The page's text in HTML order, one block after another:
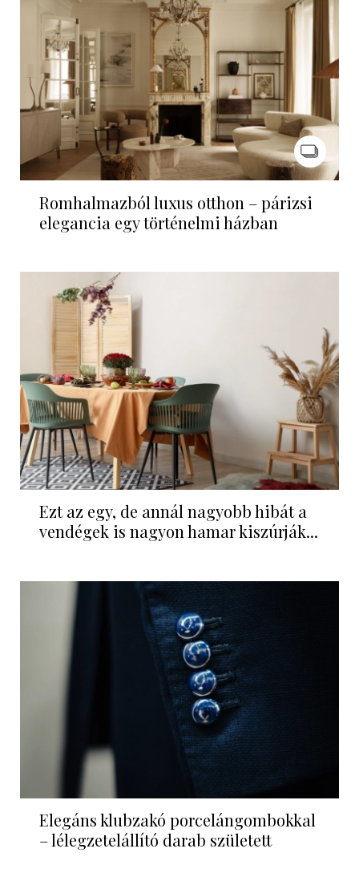
Romhalmazból luxus otthon – párizsi
elegancia egy történelmi házban
Ezt az egy, de annál nagyobb hibát a
vendégek is nagyon hamar kiszúrják...
Elegáns klubzakó porcelángombokkal
– lélegzetelállító darab született